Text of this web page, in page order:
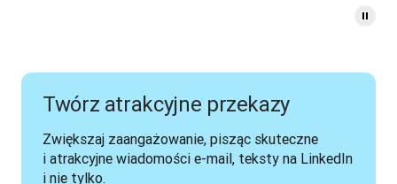
Twórz atrakcyjne przekazy
Zwiększaj zaangażowanie, pisząc skuteczne
i atrakcyjne wiadomości e-mail, teksty na LinkedIn
i nie tylko.